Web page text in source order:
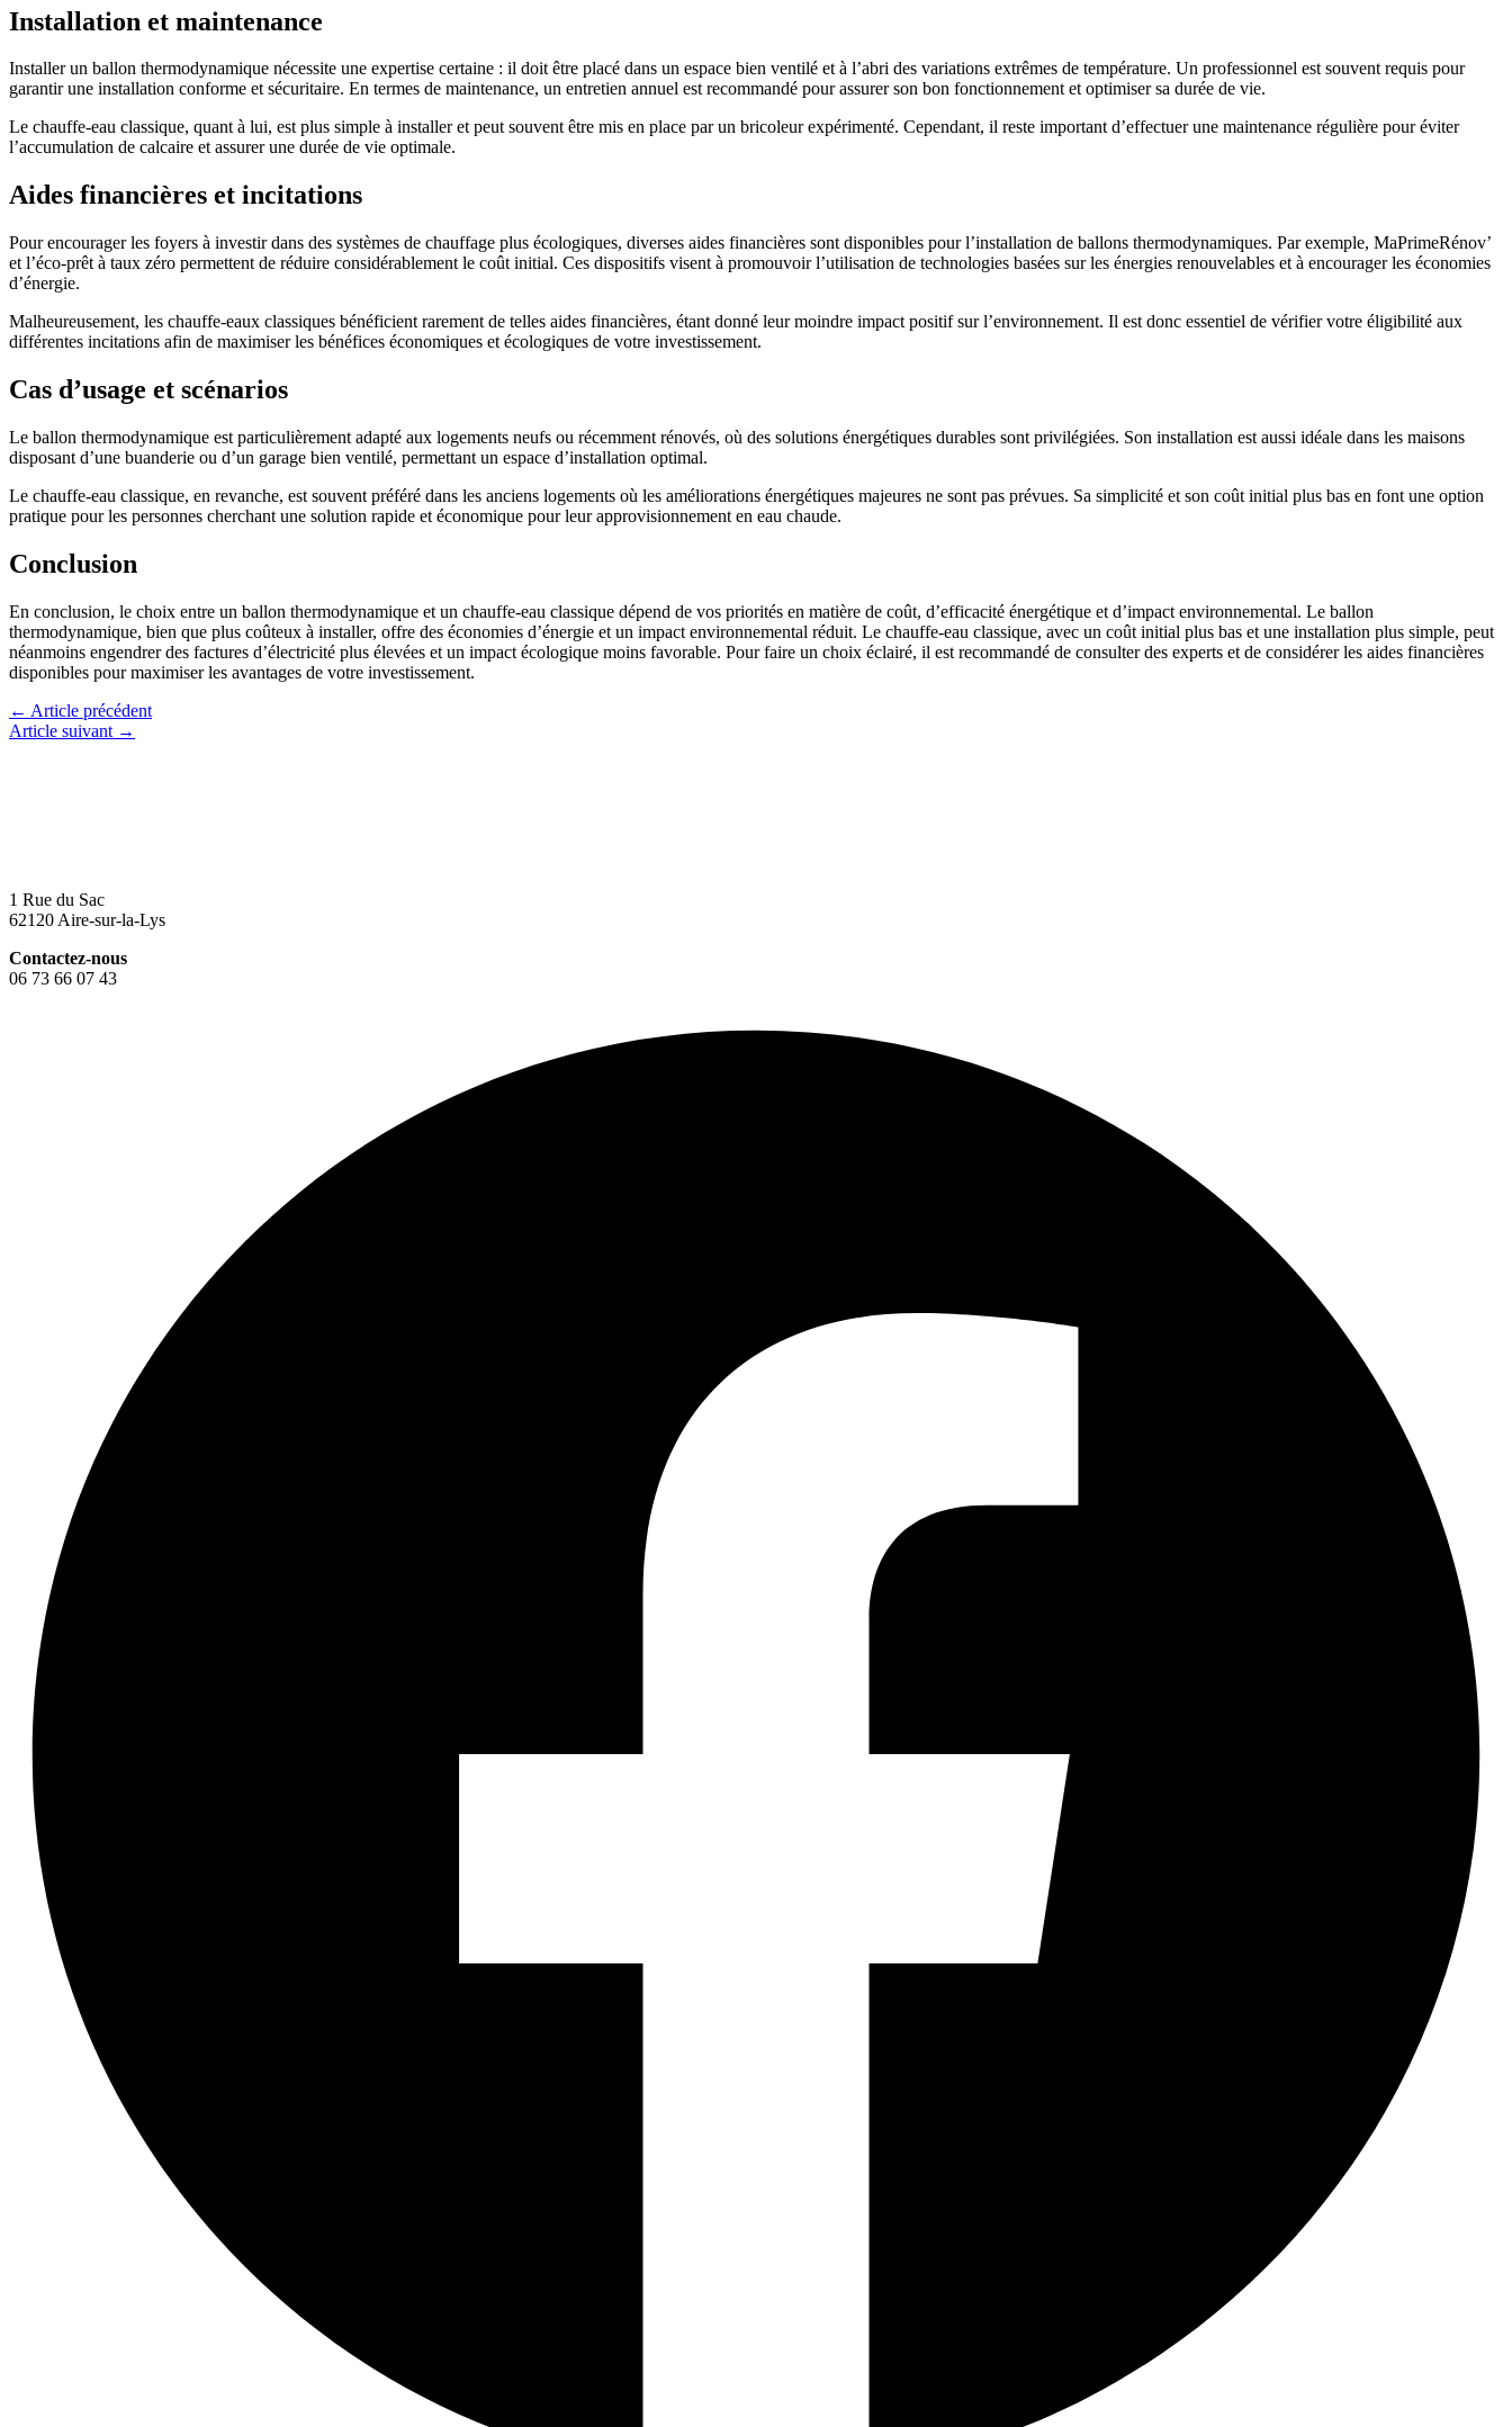
Installation et maintenance
Installer un ballon thermodynamique nécessite une expertise certaine : il doit être placé dans un espace bien ventilé et à l’abri des variations extrêmes de température. Un professionnel est souvent requis pour
garantir une installation conforme et sécuritaire. En termes de maintenance, un entretien annuel est recommandé pour assurer son bon fonctionnement et optimiser sa durée de vie.
Le chauffe-eau classique, quant à lui, est plus simple à installer et peut souvent être mis en place par un bricoleur expérimenté. Cependant, il reste important d’effectuer une maintenance régulière pour éviter
l’accumulation de calcaire et assurer une durée de vie optimale.
Aides financières et incitations
Pour encourager les foyers à investir dans des systèmes de chauffage plus écologiques, diverses aides financières sont disponibles pour l’installation de ballons thermodynamiques. Par exemple, MaPrimeRénov’
et l’éco-prêt à taux zéro permettent de réduire considérablement le coût initial. Ces dispositifs visent à promouvoir l’utilisation de technologies basées sur les énergies renouvelables et à encourager les économies
d’énergie.
Malheureusement, les chauffe-eaux classiques bénéficient rarement de telles aides financières, étant donné leur moindre impact positif sur l’environnement. Il est donc essentiel de vérifier votre éligibilité aux
différentes incitations afin de maximiser les bénéfices économiques et écologiques de votre investissement.
Cas d’usage et scénarios
Le ballon thermodynamique est particulièrement adapté aux logements neufs ou récemment rénovés, où des solutions énergétiques durables sont privilégiées. Son installation est aussi idéale dans les maisons
disposant d’une buanderie ou d’un garage bien ventilé, permettant un espace d’installation optimal.
Le chauffe-eau classique, en revanche, est souvent préféré dans les anciens logements où les améliorations énergétiques majeures ne sont pas prévues. Sa simplicité et son coût initial plus bas en font une option
pratique pour les personnes cherchant une solution rapide et économique pour leur approvisionnement en eau chaude.
Conclusion
En conclusion, le choix entre un ballon thermodynamique et un chauffe-eau classique dépend de vos priorités en matière de coût, d’efficacité énergétique et d’impact environnemental. Le ballon
thermodynamique, bien que plus coûteux à installer, offre des économies d’énergie et un impact environnemental réduit. Le chauffe-eau classique, avec un coût initial plus bas et une installation plus simple, peut
néanmoins engendrer des factures d’électricité plus élevées et un impact écologique moins favorable. Pour faire un choix éclairé, il est recommandé de consulter des experts et de considérer les aides financières
disponibles pour maximiser les avantages de votre investissement.
← Article précédent
Article suivant →
1 Rue du Sac
62120 Aire-sur-la-Lys
Contactez-nous
06 73 66 07 43